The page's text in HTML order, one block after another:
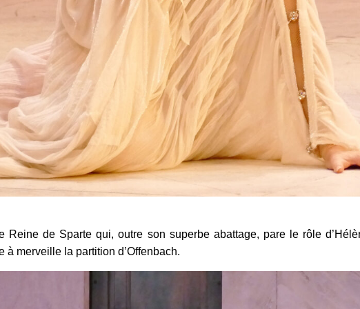
Reine de Sparte qui, outre son superbe abattage, pare le rôle
à merveille la partition d’Offenbach.